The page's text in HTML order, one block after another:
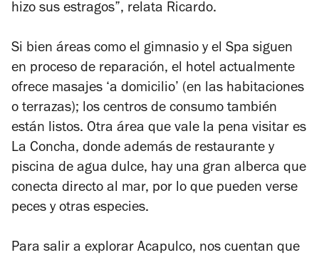
hizo sus estragos”, relata Ricardo.
Si bien áreas como el gimnasio y el Spa siguen
en proceso de reparación, el hotel actualmente
ofrece masajes ‘a domicilio’ (en las habitaciones
o terrazas); los centros de consumo también
están listos. Otra área que vale la pena visitar es
La Concha, donde además de restaurante y
piscina de agua dulce, hay una gran alberca que
conecta directo al mar, por lo que pueden verse
peces y otras especies.
Para salir a explorar Acapulco, nos cuentan que